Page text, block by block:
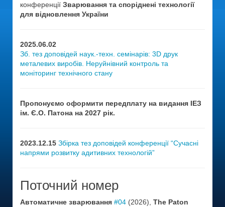
конференції Зварювання та споріднені технології
для відновлення України
2025.06.02
Зб. тез доповідей наук.-техн. семінарів: 3D друк
металевих виробів. Неруйнівний контроль та
моніторинг технічного стану
Пропонуємо оформити передплату на видання ІЕЗ
ім. Є.О. Патона на 2027 рік.
2023.12.15 Збірка тез доповідей конференції “Сучасні
напрями розвитку адитивних технологій”
Поточний номер
Автоматичне зварювання #04 (2026), The Paton